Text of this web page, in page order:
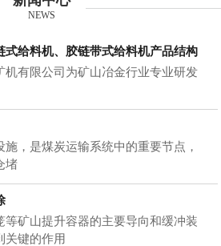
NEWS
式给料机、胶链带式给料机产品结构
机有限公司为矿山冶金行业专业研发
，是煤炭运输系统中的重要节点，
堵
等矿山提升容器的主要导向和缓冲装
关键的作用